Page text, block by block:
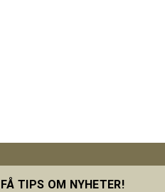
FÅ TIPS OM NYHETER!